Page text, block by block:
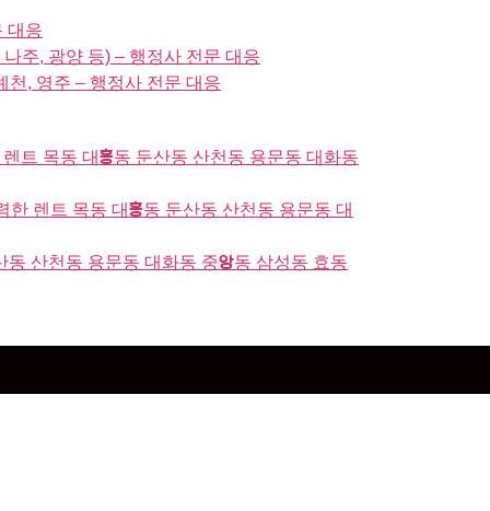
대응
주, 광양 등) – 행정사 전문 대응
천, 영주 – 행정사 전문 대응
트 목동 대흥동 둔산동 산천동 용문동 대화동
렌트 목동 대흥동 둔산동 산천동 용문동 대
산천동 용문동 대화동 중앙동 삼성동 효동